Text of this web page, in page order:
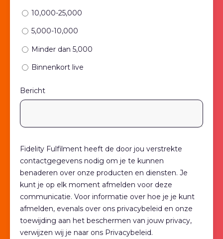
10,000-25,000
5,000-10,000
Minder dan 5,000
Binnenkort live
Bericht
Fidelity Fulfilment heeft de door jou verstrekte
contactgegevens nodig om je te kunnen
benaderen over onze producten en diensten. Je
kunt je op elk moment afmelden voor deze
communicatie. Voor informatie over hoe je je kunt
afmelden, evenals over ons privacybeleid en onze
toewijding aan het beschermen van jouw privacy,
verwijzen wij je naar ons Privacybeleid.